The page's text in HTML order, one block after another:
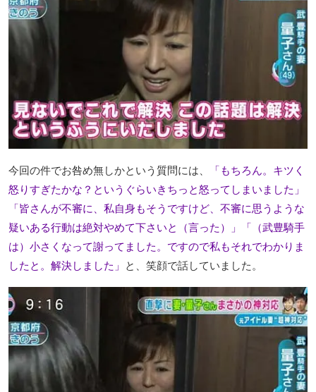
今回の件でお咎め無しかという質問には、
「もちろん。キツく
怒りすぎたかな？というぐらいきちっと怒ってしまいました」
「皆さんが不審に、私自身もそうですけど、不審に思うような
疑いある行動は絶対やめて下さいと（言った）」「（武豊騎手
は）小さくなって謝ってました。ですので私もそれでわかりま
したと。解決しました」
と、笑顔で話していました。